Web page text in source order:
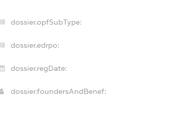
dossier.opfSubType:
dossier.edrpo:
dossier.regDate:
dossier.foundersAndBenef: